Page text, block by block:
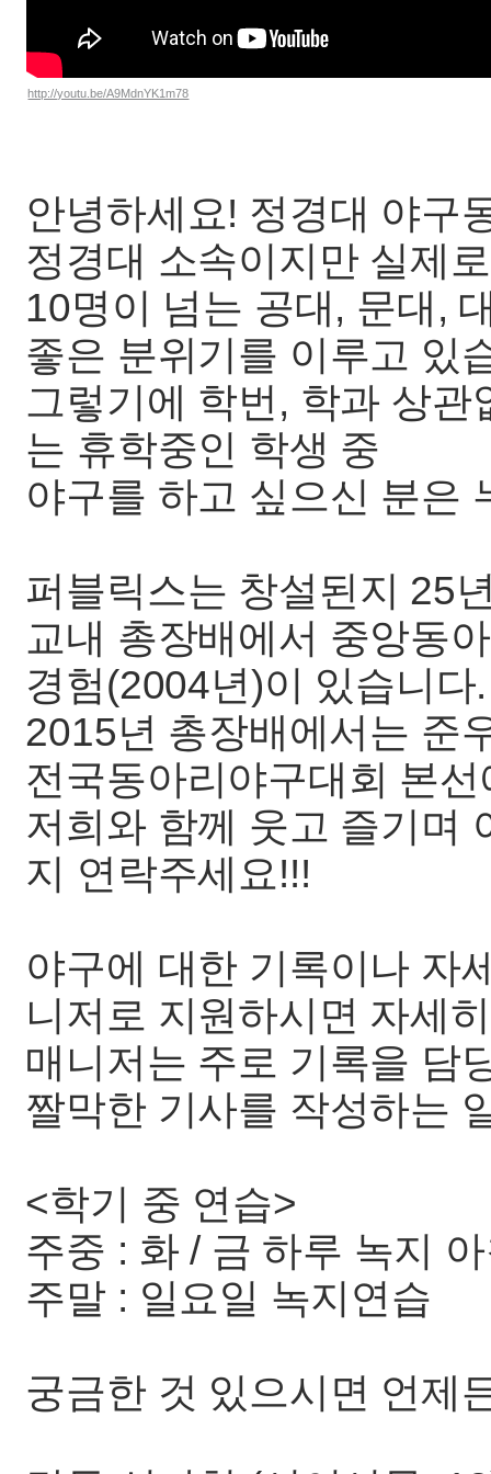
http://youtu.be/A9MdnYK1m78
안녕하세요! 정경대 야구
정경대 소속이지만 실제
10명이 넘는 공대, 문대,
좋은 분위기를 이루고 있
그렇기에 학번, 학과 상
는 휴학중인 학생 중
야구를 하고 싶으신 분은
퍼블릭스는 창설된지 25
교내 총장배에서 중앙동
경험(2004년)이 있습니다.
2015년 총장배에서는 준
전국동아리야구대회 본
저희와 함께 웃고 즐기며
지 연락주세요!!!
야구에 대한 기록이나 자
니저로 지원하시면 자세
매니저는 주로 기록을 담
짤막한 기사를 작성하는
<학기 중 연습>
주중 : 화 / 금 하루 녹지
주말 : 일요일 녹지연습
궁금한 것 있으시면 언제